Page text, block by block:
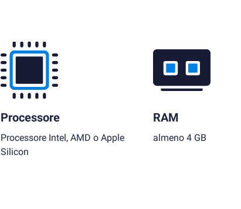
Processore
Processore Intel, AMD o Apple
Silicon
RAM
almeno 4 GB